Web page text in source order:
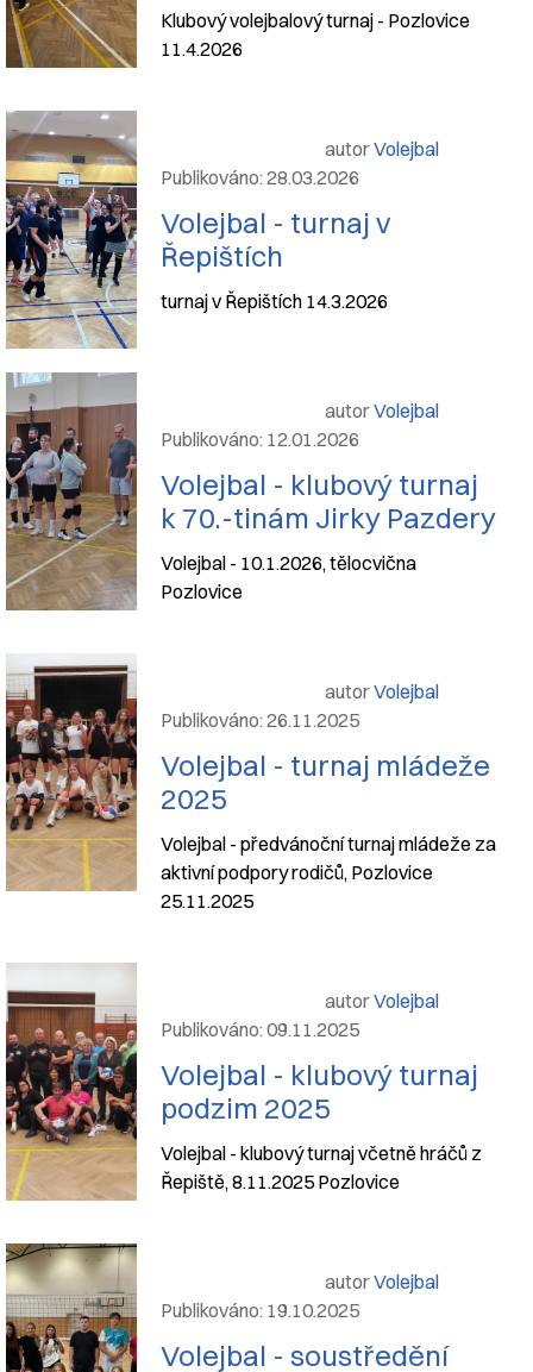
Klubový volejbalový turnaj - Pozlovice
11.4.2026
autorVolejbal
Publikováno: 28.03.2026
Volejbal - turnaj v
Řepištích
turnaj v Řepištích 14.3.2026
autorVolejbal
Publikováno: 12.01.2026
Volejbal - klubový turnaj
k 70.-tinám Jirky Pazdery
Volejbal - 10.1.2026, tělocvična
Pozlovice
autorVolejbal
Publikováno: 26.11.2025
Volejbal - turnaj mládeže
2025
Volejbal - předvánoční turnaj mládeže za
aktivní podpory rodičů, Pozlovice
25.11.2025
autorVolejbal
Publikováno: 09.11.2025
Volejbal - klubový turnaj
podzim 2025
Volejbal - klubový turnaj včetně hráčů z
Řepiště, 8.11.2025 Pozlovice
autorVolejbal
Publikováno: 19.10.2025
Volejbal - soustředění